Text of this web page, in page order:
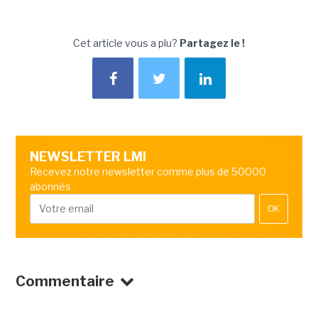
Cet article vous a plu? Partagez le !
NEWSLETTER LMI
Recevez notre newsletter comme plus de 50000
abonnés
OK
Commentaire